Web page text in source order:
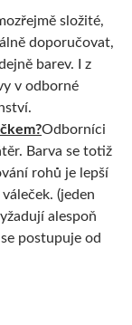
složité,
doporučovat,
barev. I z
v odborné
Odborníci
Barva se totiž
rohů je lepší
(jeden
alespoň
postupuje od